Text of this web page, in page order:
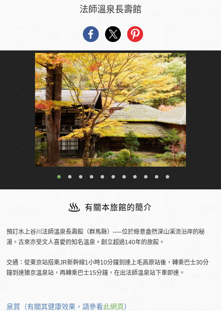
法師溫泉長壽館
有關本旅館的簡介
預訂水上谷川法師溫泉長壽館（群馬縣）──位於綠意盎然深山溪流沿岸的秘
湯。古來亦受文人喜愛的知名溫泉。創立超過140年的旅館。
交通：從東京站搭乘JR新幹線1小時10分鐘到達上毛高原站後，轉乘巴士30分
鐘到達猿京溫泉站，再轉乘巴士15分鐘，在出法師溫泉站下車即達。
泉質（有關其健康效果，請參看此網頁）